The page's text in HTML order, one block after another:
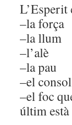
L’Esperit
–la força
–la llum
–l’alè
–la pau
–el consol
–el foc
últim